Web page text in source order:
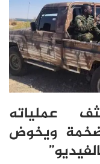
عملياته
ويخوض